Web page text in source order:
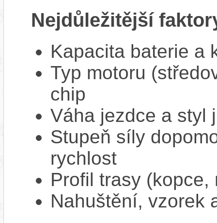
Nejdůležitější
Kapacita baterie a
Typ motoru
chip
Váha jezdce a styl
Stupeň síly
rychlost
Profil trasy
Nahuštění, vzorek